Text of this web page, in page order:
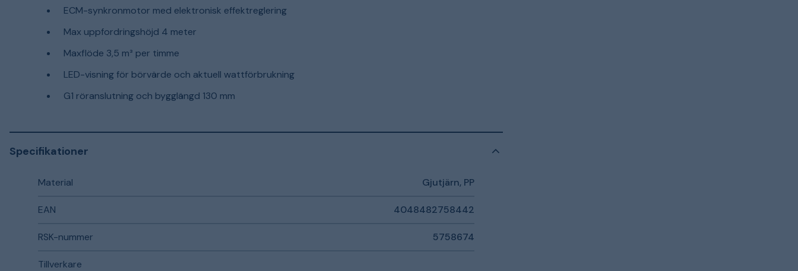
ECM-synkronmotor med elektronisk effektreglering
Max uppfordringshöjd 4 meter
Maxflöde 3,5 m³ per timme
LED-visning för börvärde och aktuell wattförbrukning
G1 röranslutning och bygglängd 130 mm
Specifikationer
Material Gjutjärn, PP
EAN 4048482758442
RSK-nummer 5758674
Tillverkare